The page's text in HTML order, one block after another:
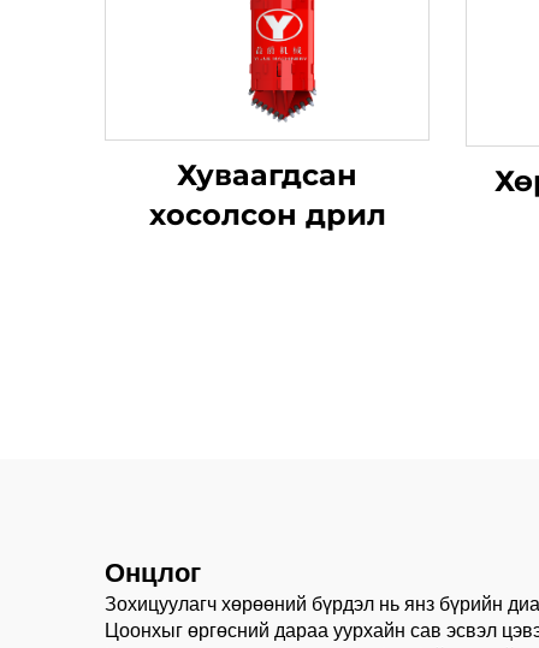
Хуваагдсан
хосолсон дрил
Онцлог
Зохицуулагч хөрөөний бүрдэл нь янз бүрийн
Цоонхыг өргөсний дараа уурхайн сав эсвэл